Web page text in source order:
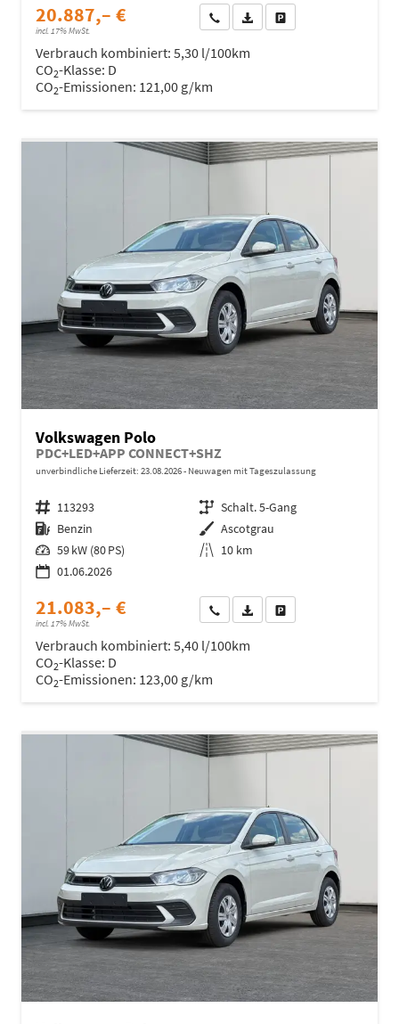
20.887,– €
incl. 17% MwSt.
Wir rufen Sie anFahrzeugexposé (PDF)
Verbrauch kombiniert: 5,30 l/100km
CO2-Klasse: D
CO2-Emissionen: 121,00 g/km
Volkswagen Polo
PDC+LED+APP CONNECT+SHZ
unverbindliche Lieferzeit: 23.08.2026 Neuwagen mit Tageszulassung
Fahrzeugnr. 113293 Getriebe Schalt. 5-Gang
Kraftstoff Benzin Außenfarbe Ascotgrau
Leistung 59 kW (80 PS) Kilometerstand 10 km
01.06.2026
21.083,– €
incl. 17% MwSt.
Wir rufen Sie anFahrzeugexposé (PDF)
Verbrauch kombiniert: 5,40 l/100km
CO2-Klasse: D
CO2-Emissionen: 123,00 g/km